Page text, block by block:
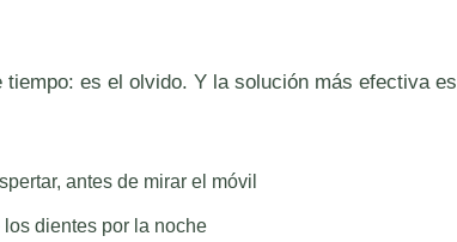
es el olvido. Y la solución más efectiva es
antes de mirar el móvil
dientes por la noche